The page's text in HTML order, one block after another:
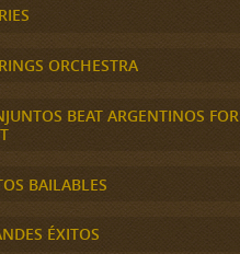
ORCHESTRA
BEAT ARGENTINOS FOR
BAILABLES
ÉXITOS